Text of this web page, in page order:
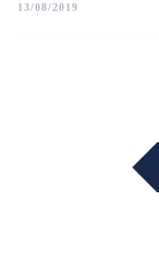
13/08/2019